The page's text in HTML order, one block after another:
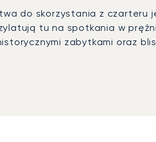
do skorzystania z
tu na spotkania w
zabytkami oraz
loty prywatne na